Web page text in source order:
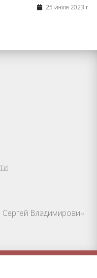
25 июля 2023 г.
Владимирович